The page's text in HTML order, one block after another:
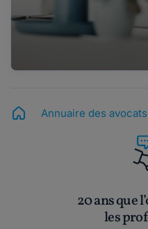
Annuaire des avocats
20 ans que
les